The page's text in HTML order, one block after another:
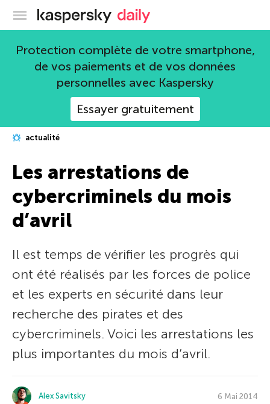
Blog officiel de Kaspersky
Protection complète de votre smartphone,
de vos paiements et de vos données
personnelles avec Kaspersky
Essayer gratuitement
actualité
Les arrestations de
cybercriminels du mois
d’avril
Il est temps de vérifier les progrès qui
ont été réalisés par les forces de police
et les experts en sécurité dans leur
recherche des pirates et des
cybercriminels. Voici les arrestations les
plus importantes du mois d’avril.
Alex Savitsky 6 Mai 2014